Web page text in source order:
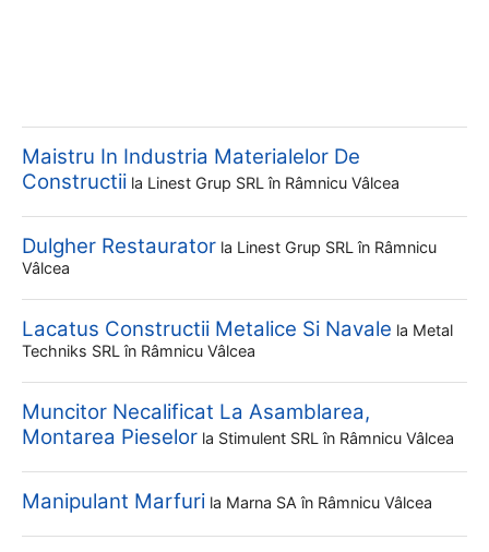
Maistru In Industria Materialelor De
Constructii la Linest Grup SRL în Râmnicu Vâlcea
Dulgher Restaurator la Linest Grup SRL în Râmnicu
Vâlcea
Lacatus Constructii Metalice Si Navale la Metal
Techniks SRL în Râmnicu Vâlcea
Muncitor Necalificat La Asamblarea,
Montarea Pieselor la Stimulent SRL în Râmnicu Vâlcea
Manipulant Marfuri la Marna SA în Râmnicu Vâlcea